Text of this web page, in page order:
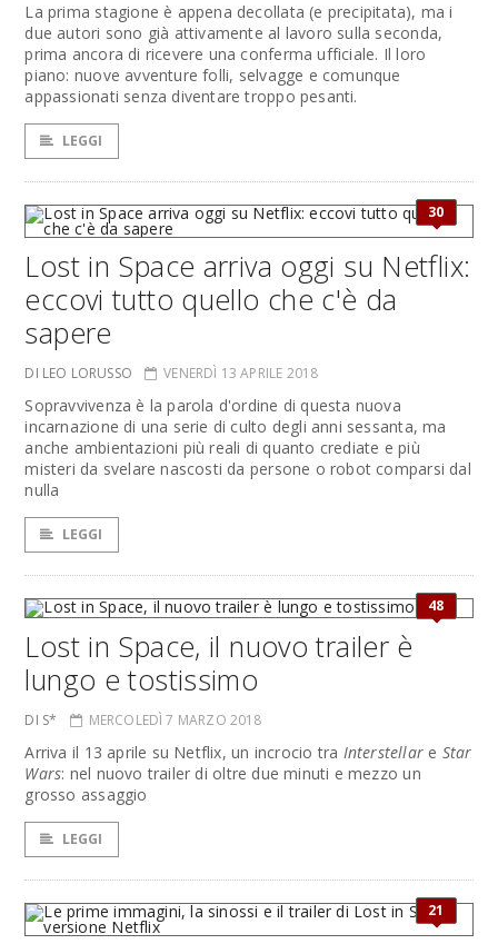
La prima stagione è appena decollata (e precipitata), ma i
due autori sono già attivamente al lavoro sulla seconda,
prima ancora di ricevere una conferma ufficiale. Il loro
piano: nuove avventure folli, selvagge e comunque
appassionati senza diventare troppo pesanti.
LEGGI
30
Lost in Space arriva oggi su Netflix:
eccovi tutto quello che c'è da
sapere
DI LEO LORUSSO VENERDÌ 13 APRILE 2018
Sopravvivenza è la parola d'ordine di questa nuova
incarnazione di una serie di culto degli anni sessanta, ma
anche ambientazioni più reali di quanto crediate e più
misteri da svelare nascosti da persone o robot comparsi dal
nulla
LEGGI
48
Lost in Space, il nuovo trailer è
lungo e tostissimo
DI S* MERCOLEDÌ 7 MARZO 2018
Arriva il 13 aprile su Netflix, un incrocio tra Interstellar e Star
Wars: nel nuovo trailer di oltre due minuti e mezzo un
grosso assaggio
LEGGI
21